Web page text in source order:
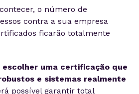
o número de
contra a sua empresa
ficarão totalmente
escolher uma certificação que
e sistemas realmente
possível garantir total